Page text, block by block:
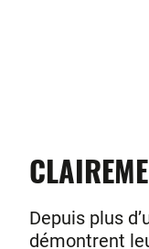
Depuis plus
démontrent